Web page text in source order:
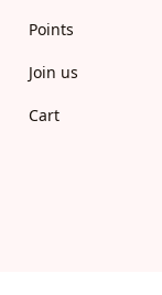
Points
Join us
Cart